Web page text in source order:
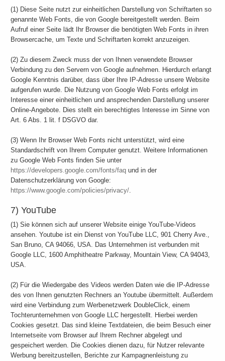
(1) Diese Seite nutzt zur einheitlichen Darstellung von Schriftarten so
genannte Web Fonts, die von Google bereitgestellt werden. Beim
Aufruf einer Seite lädt Ihr Browser die benötigten Web Fonts in ihren
Browsercache, um Texte und Schriftarten korrekt anzuzeigen.
(2) Zu diesem Zweck muss der von Ihnen verwendete Browser
Verbindung zu den Servern von Google aufnehmen. Hierdurch erlangt
Google Kenntnis darüber, dass über Ihre IP-Adresse unsere Website
aufgerufen wurde. Die Nutzung von Google Web Fonts erfolgt im
Interesse einer einheitlichen und ansprechenden Darstellung unserer
Online-Angebote. Dies stellt ein berechtigtes Interesse im Sinne von
Art. 6 Abs. 1 lit. f DSGVO dar.
(3) Wenn Ihr Browser Web Fonts nicht unterstützt, wird eine
Standardschrift von Ihrem Computer genutzt. Weitere Informationen
zu Google Web Fonts finden Sie unter
https://developers.google.com/fonts/faq und in der
Datenschutzerklärung von Google:
https://www.google.com/policies/privacy/
7) YouTube
(1) Sie können sich auf unserer Website einige YouTube-Videos
ansehen. Youtube ist ein Dienst von YouTube LLC, 901 Cherry Ave.,
San Bruno, CA 94066, USA. Das Unternehmen ist verbunden mit
Google LLC, 1600 Amphitheatre Parkway, Mountain View, CA 94043,
USA.
(2) Für die Wiedergabe des Videos werden Daten wie die IP-Adresse
des von Ihnen genutzten Rechners an Youtube übermittelt. Außerdem
wird eine Verbindung zum Werbenetzwerk DoubleClick, einem
Tochterunternehmen von Google LLC hergestellt. Hierbei werden
Cookies gesetzt. Das sind kleine Textdateien, die beim Besuch einer
Internetseite vom Browser auf Ihrem Rechner abgelegt und
gespeichert werden. Die Cookies dienen dazu, für Nutzer relevante
Werbung bereitzustellen, Berichte zur Kampagnenleistung zu